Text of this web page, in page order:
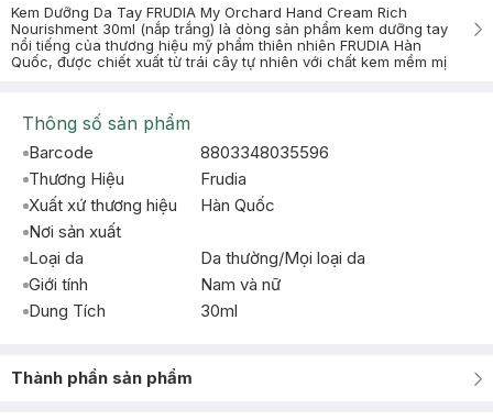
Kem Dưỡng Da Tay FRUDIA My Orchard Hand Cream Rich
Nourishment 30ml (nắp trắng) là dòng sản phẩm kem dưỡng tay
nổi tiếng của thương hiệu mỹ phẩm thiên nhiên FRUDIA Hàn
Quốc, được chiết xuất từ trái cây tự nhiên với chất kem mềm mị
Thông số sản phẩm
Barcode
8803348035596
Thương Hiệu
Frudia
Xuất xứ thương hiệu
Hàn Quốc
Nơi sản xuất
Loại da
Da thường/Mọi loại da
Giới tính
Nam và nữ
Dung Tích
30ml
Thành phần sản phẩm